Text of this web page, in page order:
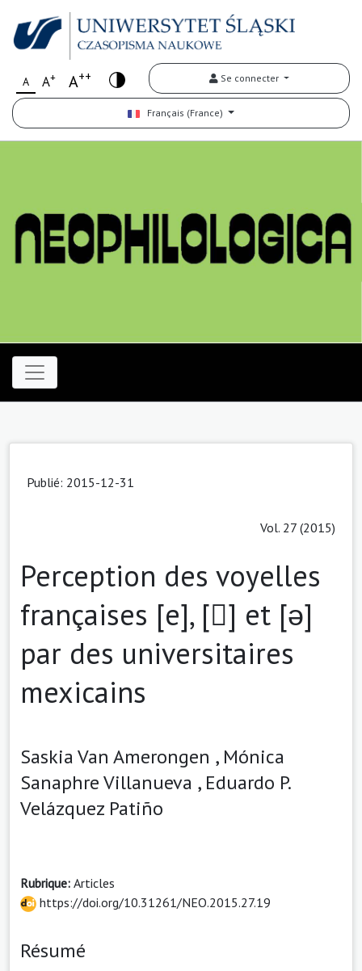
A A+ A++ Se connecter
Français (France)
Publié: 2015-12-31
Vol. 27 (2015)
Perception des voyelles
françaises [e], [] et [ə]
par des universitaires
mexicains
Saskia Van Amerongen , Mónica
Sanaphre Villanueva , Eduardo P.
Velázquez Patiño
Rubrique: Articles
https://doi.org/10.31261/NEO.2015.27.19
Résumé